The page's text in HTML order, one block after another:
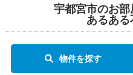
宇都宮市のお
あるある
物件を探す